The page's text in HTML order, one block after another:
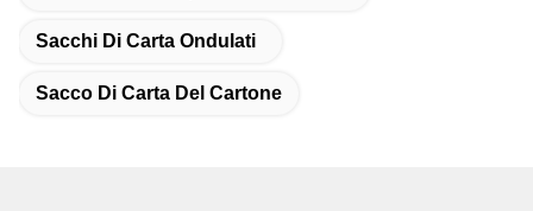
Sacchi Di Carta Ondulati
Sacco Di Carta Del Cartone